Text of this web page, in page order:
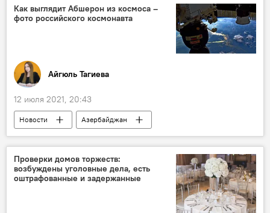
сценарий
фильм
конкурс
Финал
Украина
Как выглядит Абшерон из космоса –
фото российского космонавта
Айгюль Тагиева
12 июля 2021, 20:43
Новости
Азербайджан
Новости мира
Россия
ЖИЗНЬ
Космос
космонавт Абшерон
Проверки домов торжеств:
возбуждены уголовные дела, есть
оштрафованные и задержанные